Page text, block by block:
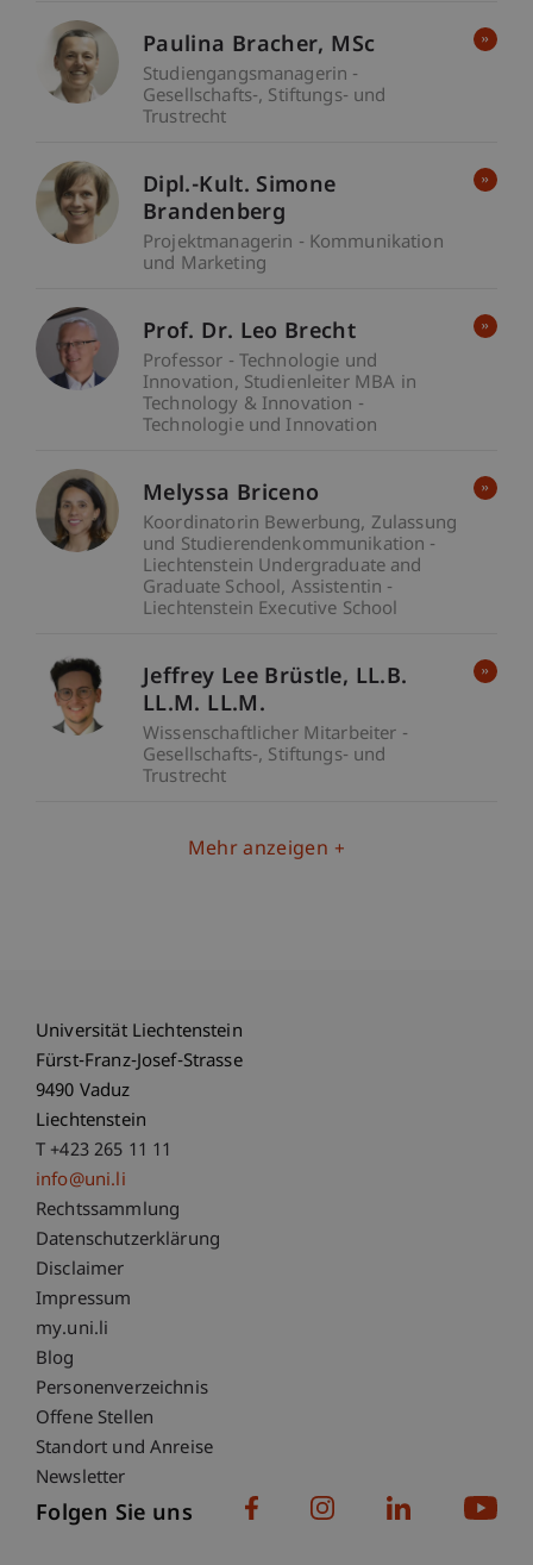
Paulina Bracher MSc
Studiengangsmanagerin -
Gesellschafts-, Stiftungs- und
Trustrecht
Dipl.-Kult. Simone
Brandenberg
Projektmanagerin - Kommunikation
und Marketing
Prof. Dr. Leo Brecht
Professor - Technologie und
Innovation Studienleiter MBA in
Technology & Innovation -
Technologie und Innovation
Melyssa Briceno
Koordinatorin Bewerbung, Zulassung
und Studierendenkommunikation -
Liechtenstein Undergraduate and
Graduate School Assistentin -
Liechtenstein Executive School
Jeffrey Lee Brüstle LL.B.
LL.M. LL.M.
Wissenschaftlicher Mitarbeiter -
Gesellschafts-, Stiftungs- und
Trustrecht
Mehr anzeigen
Universität Liechtenstein
Fürst-Franz-Josef-Strasse
9490 Vaduz
Liechtenstein
T +423 265 11 11
info@uni.li
Fußzeile Rechtliche Hinweise
Rechtssammlung
Datenschutzerklärung
Disclaimer
Impressum
Fußzeile Subdomain-Verzeichnis
my.uni.li
Blog
Personenverzeichnis
Offene Stellen
Standort und Anreise
Newsletter
Folgen Sie uns